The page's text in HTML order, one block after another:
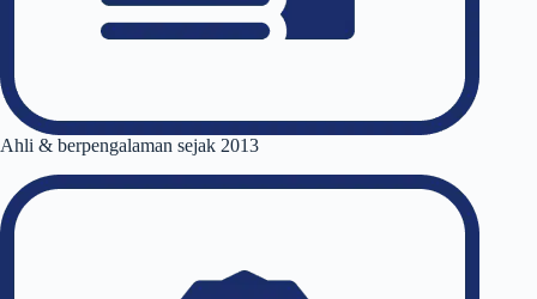
Ahli & berpengalaman sejak 2013